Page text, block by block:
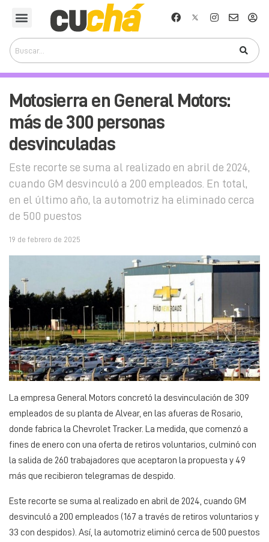
Motosierra en General Motors:
más de 300 personas
desvinculadas
Este recorte se suma al realizado en abril de 2024,
cuando GM desvinculó a 200 empleados. En total,
en el último año, la automotriz ha eliminado cerca
de 500 puestos
19 de febrero de 2025
La empresa General Motors concretó la desvinculación de 309
empleados de su planta de Alvear, en las afueras de Rosario,
donde fabrica la Chevrolet Tracker. La medida, que comenzó a
fines de enero con una oferta de retiros voluntarios, culminó con
la salida de 260 trabajadores que aceptaron la propuesta y 49
más que recibieron telegramas de despido.
Este recorte se suma al realizado en abril de 2024, cuando GM
desvinculó a 200 empleados (167 a través de retiros voluntarios y
33 con despidos). Así, la automotriz eliminó cerca de 500 puestos